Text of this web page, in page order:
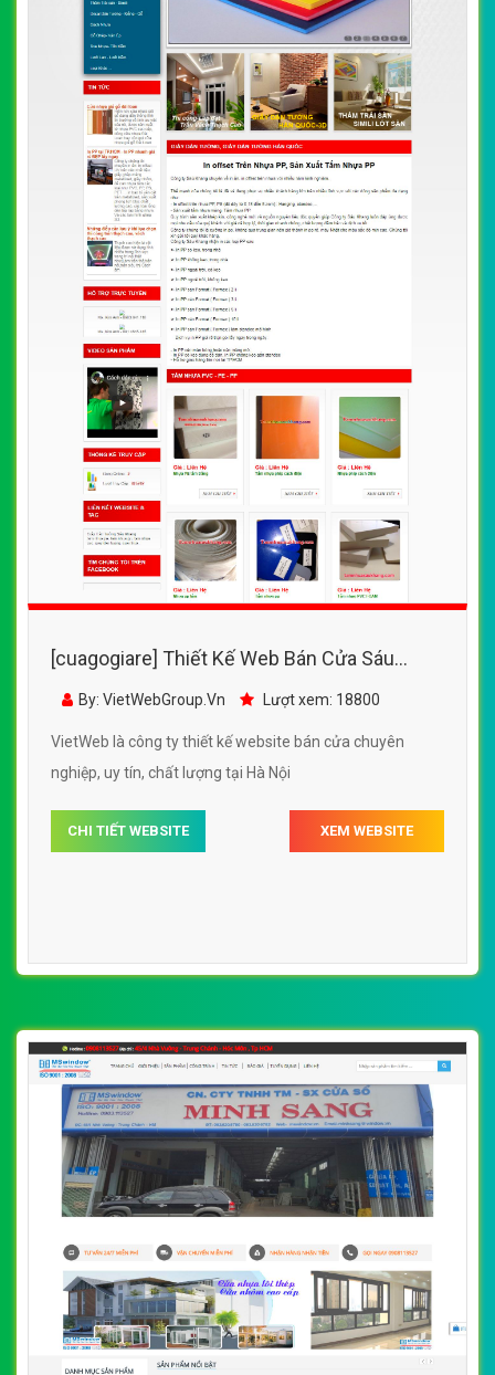
[cuagogiare] Thiết Kế Web Bán Cửa Sáu
Khang đẹp, chuyên nghiệp chuẩn SEO
By: VietWebGroup.Vn Lượt xem: 18800
VietWeb là công ty thiết kế website bán cửa chuyên
nghiệp, uy tín, chất lượng tại Hà Nội
CHI TIẾT WEBSITE XEM WEBSITE